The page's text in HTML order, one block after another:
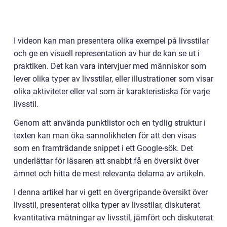
I videon kan man presentera olika exempel på livsstilar
och ge en visuell representation av hur de kan se ut i
praktiken. Det kan vara intervjuer med människor som
lever olika typer av livsstilar, eller illustrationer som visar
olika aktiviteter eller val som är karakteristiska för varje
livsstil.
Genom att använda punktlistor och en tydlig struktur i
texten kan man öka sannolikheten för att den visas
som en framträdande snippet i ett Google-sök. Det
underlättar för läsaren att snabbt få en översikt över
ämnet och hitta de mest relevanta delarna av artikeln.
I denna artikel har vi gett en övergripande översikt över
livsstil, presenterat olika typer av livsstilar, diskuterat
kvantitativa mätningar av livsstil, jämfört och diskuterat